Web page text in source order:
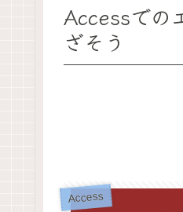
Accessでの
ざそう
Access